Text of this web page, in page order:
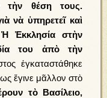
τὴν θέση τους.
νὰ ὑπηρετεῖ καὶ
Ἐκκλησία στὴν
του ἀπὸ τὴν
ἐγκαταστάθηκε
ἔγινε μᾶλλον στὸ
τὸ Βασίλειο,